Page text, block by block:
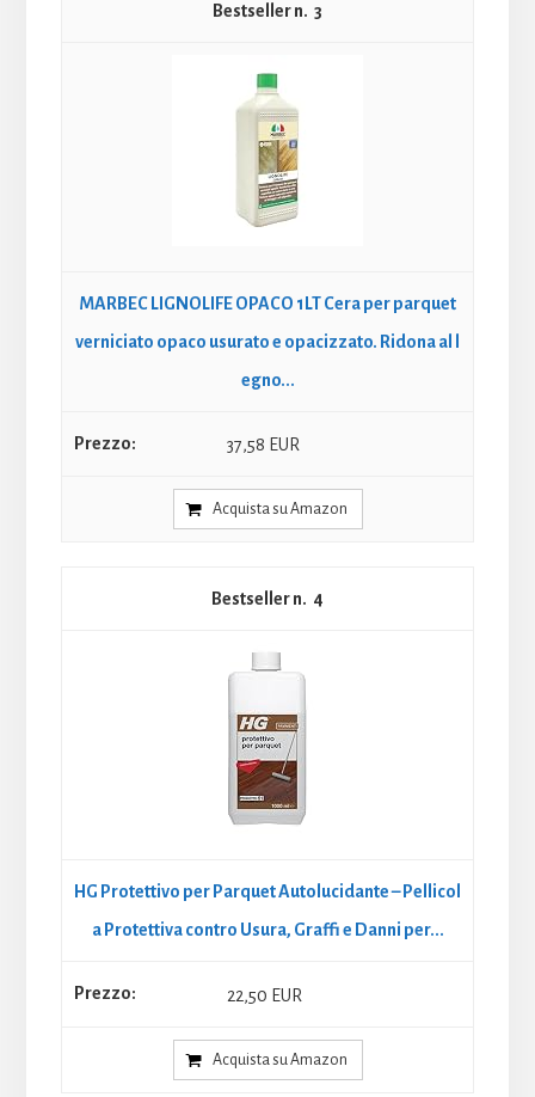
3
MARBEC LIGNOLIFE OPACO 1LT Cera per parquet
verniciato opaco usurato e opacizzato. Ridona al l
egno...
37,58 EUR
Acquista su Amazon
4
HG Protettivo per Parquet Autolucidante – Pellicol
a Protettiva contro Usura, Graffi e Danni per...
22,50 EUR
Acquista su Amazon